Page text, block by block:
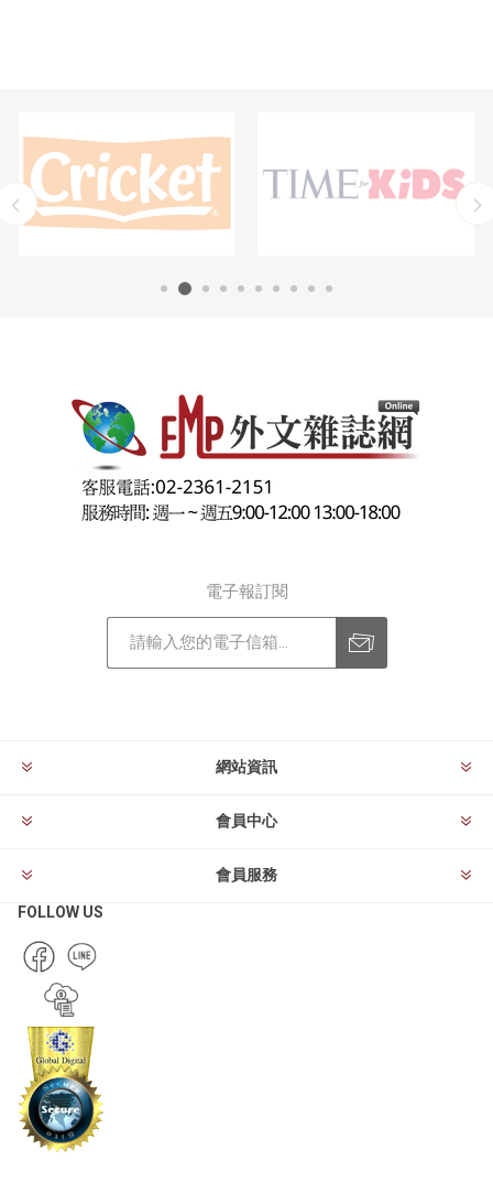
電子報訂閱
網站資訊
會員中心
會員服務
FOLLOW US